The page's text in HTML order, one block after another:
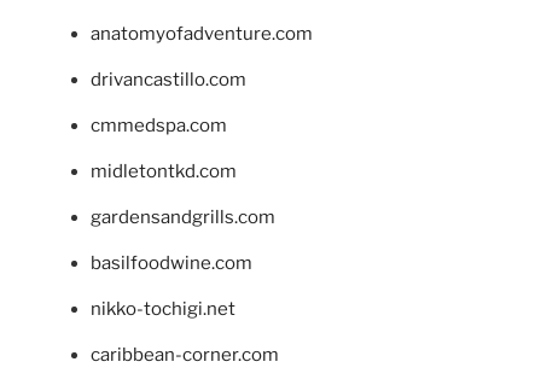
anatomyofadventure.com
drivancastillo.com
cmmedspa.com
midletontkd.com
gardensandgrills.com
basilfoodwine.com
nikko-tochigi.net
caribbean-corner.com